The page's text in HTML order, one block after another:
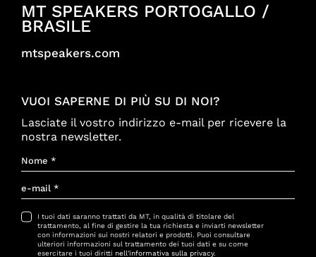
MT SPEAKERS PORTOGALLO /
BRASILE
mtspeakers.com
VUOI SAPERNE DI PIÙ SU DI NOI?
Lasciate il vostro indirizzo e-mail per ricevere la
nostra newsletter.
I tuoi dati saranno trattati da MT, in qualità di titolare del
trattamento, al fine di gestire la tua richiesta e inviarti newsletter
con informazioni sui nostri relatori e prodotti. Puoi consultare
ulteriori informazioni sul trattamento dei tuoi dati e su come
esercitare i tuoi diritti nell'informativa sulla privacy.